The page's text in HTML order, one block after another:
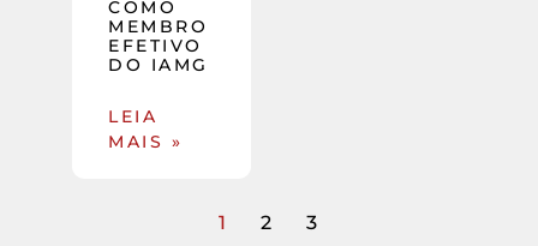
COMO
MEMBRO
EFETIVO
DO IAMG
LEIA
MAIS »
1 2 3